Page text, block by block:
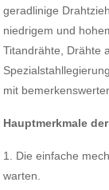
geradlinige
niedrigem und
Titandrähte, Drähte
mit
Hauptmerkmale
1. Die einfache
warten.